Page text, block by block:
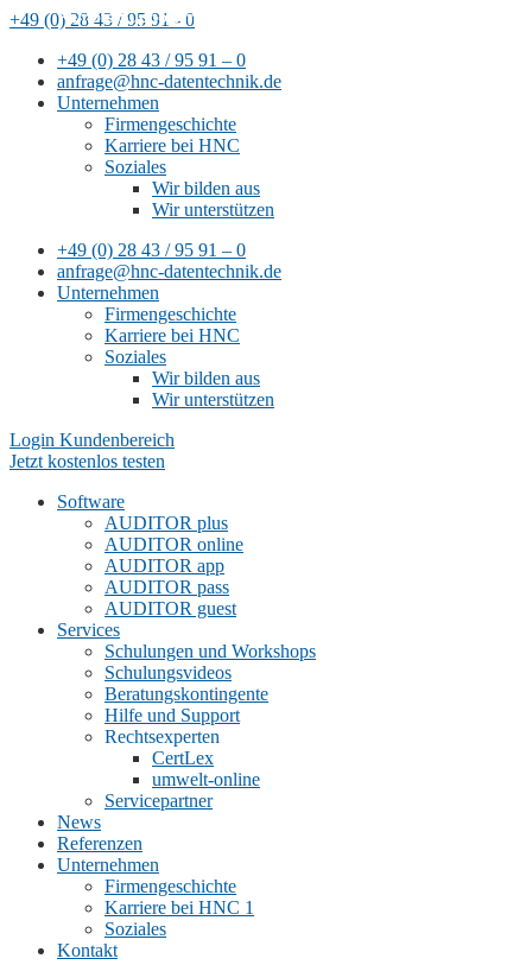
+49 (0) 28 43 / 95 91 - 0
+49 (0) 28 43 / 95 91 – 0
anfrage@hnc-datentechnik.de
Unternehmen
Firmengeschichte
Karriere bei HNC
Soziales
Wir bilden aus
Wir unterstützen
+49 (0) 28 43 / 95 91 – 0
anfrage@hnc-datentechnik.de
Unternehmen
Firmengeschichte
Karriere bei HNC
Soziales
Wir bilden aus
Wir unterstützen
Login Kundenbereich
Jetzt kostenlos testen
Software
AUDITOR plus
AUDITOR online
AUDITOR app
AUDITOR pass
AUDITOR guest
Services
Schulungen und Workshops
Schulungsvideos
Beratungskontingente
Hilfe und Support
Rechtsexperten
CertLex
umwelt-online
Servicepartner
News
Referenzen
Unternehmen
Firmengeschichte
Karriere bei HNC 1
Soziales
Kontakt
Remote-Support mit